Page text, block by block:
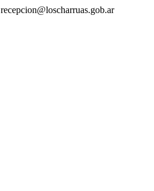
recepcion@loscharruas.gob.ar